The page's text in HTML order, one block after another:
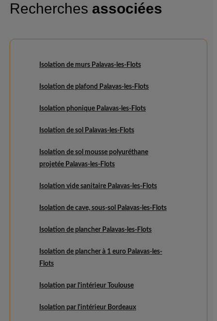
Recherches associées
Isolation de murs Palavas-les-Flots
Isolation de plafond Palavas-les-Flots
Isolation phonique Palavas-les-Flots
Isolation de sol Palavas-les-Flots
Isolation de sol mousse polyuréthane
projetée Palavas-les-Flots
Isolation vide sanitaire Palavas-les-Flots
Isolation de cave, sous-sol Palavas-les-Flots
Isolation de plancher Palavas-les-Flots
Isolation de plancher à 1 euro Palavas-les-
Flots
Isolation par l'intérieur Toulouse
Isolation par l'intérieur Bordeaux